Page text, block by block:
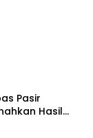
Pasir
Hasil